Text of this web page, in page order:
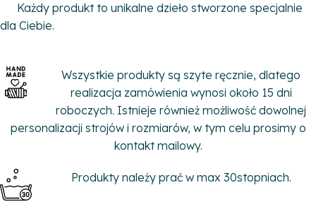
Każdy produkt to unikalne dzieło stworzone specjalnie
dla Ciebie.
Wszystkie produkty są szyte ręcznie, dlatego
realizacja zamówienia wynosi około 15 dni
roboczych. Istnieje również możliwość dowolnej
personalizacji strojów i rozmiarów, w tym celu prosimy o
kontakt mailowy.
Produkty należy prać w max 30stopniach.